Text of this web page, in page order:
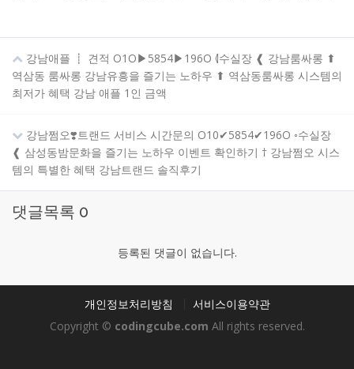
강남애플 ┋ 견적 O1O▶5854▶196O ⦉수실장 ❰ 강남룸싸롱 ⬆
역삼동 룸싸롱 강남유흥을 즐기는 노하우 ⬆ 역삼동룸싸롱 시스템의
최저가 혜택 강남 애플 1인 금액
강남쩜오❣️트랜드 서비스 시간문의 O10✔5854✔196O ◦수실장
❰ 삼성동밤문화을 즐기는 노하우 이벤트 확인하기 † 강남쩜오 시스
템의 특별한 혜택 강남트랜드 솔직후기
댓글목록 0
등록된 댓글이 없습니다.
개인정보처리방침
서비스이용약관
Copyright © codingcube.com All rights reserved.